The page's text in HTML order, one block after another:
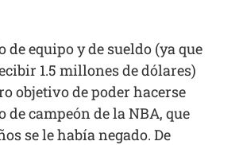
de equipo y de sueldo (ya que
1.5 millones de dólares)
objetivo de poder hacerse
de campeón de la NBA, que
se le había negado. De